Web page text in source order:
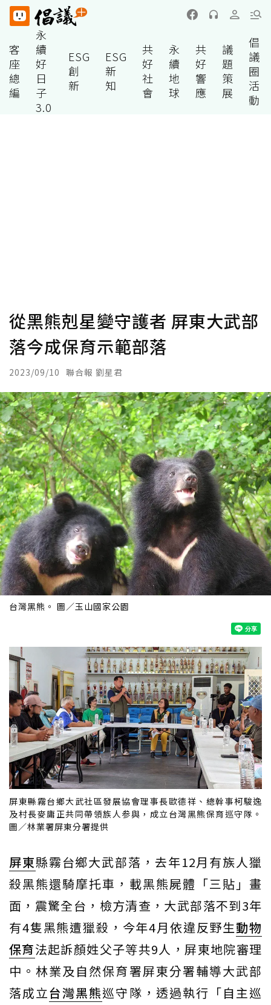
客
座
總
編
永
續
好
日
子
3.0
ESG
創
新
ESG
新
知
共
好
社
會
永
續
地
球
共
好
響
應
議
題
策
展
倡
議
圈
活
動
從黑熊剋星變守護者 屏東大武部
落今成保育示範部落
2023/09/10 聯合報 劉星君
台灣黑熊。 圖／玉山國家公園
屏東縣霧台鄉大武社區發展協會理事長歐德祥、總幹事柯駿逸
及村長麥庸正共同帶領族人参與，成立台灣黑熊保育巡守隊。
圖／林業署屏東分署提供
屏東縣霧台鄉大武部落，去年12月有族人獵
殺黑熊還騎摩托車，載黑熊屍體「三貼」畫
面，震驚全台，檢方清查，大武部落不到3年
有4隻黑熊遭獵殺，今年4月依違反野生動物
保育法起訴顏姓父子等共9人，屏東地院審理
中。林業及自然保育署屏東分署輔導大武部
落成立台灣黑熊巡守隊，透過執行「自主巡